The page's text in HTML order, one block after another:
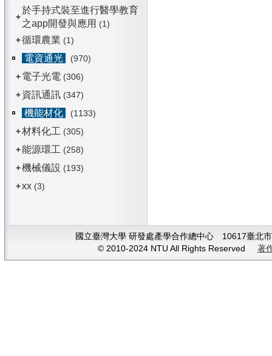
+
於手持式裝至進行醫學教育
之app開發與應用 (1)
+循環農業 (1)
電資通光
(970)
+ 電子光電 (306)
+ 資訊通訊(347)
機能材化
(1133)
+材料化工 (305)
+能源環工 (258)
+機械儀設 (193)
+xx(3)
國立臺灣大學 研發處產學合作總中心 10617臺
© 2010-2024 NTU All Rights Reserved 著